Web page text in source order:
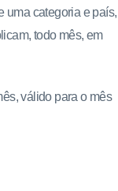
uma categoria e país,
todo mês, em
válido para o mês